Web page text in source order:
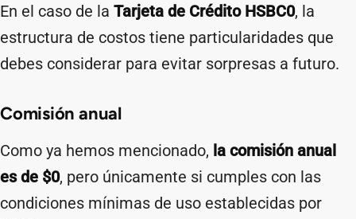
En el caso de la Tarjeta de Crédito HSBC0, la
estructura de costos tiene particularidades que
debes considerar para evitar sorpresas a futuro.
Comisión anual
Como ya hemos mencionado, la comisión anual
es de $0, pero únicamente si cumples con las
condiciones mínimas de uso establecidas por